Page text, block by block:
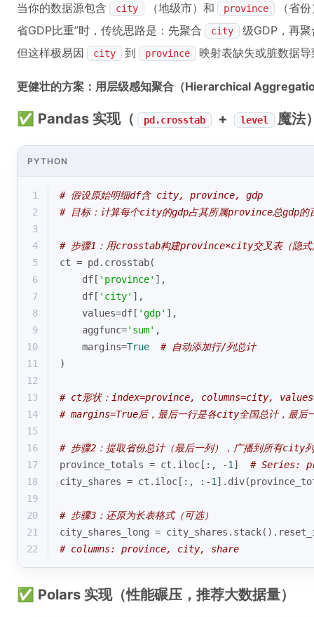
当你的数据源包含 city （地级市）和 province
（省
省GDP比重”时，传统思路是：先聚合
city
级GDP，再聚
但这样极易因
city 到 province 映射表缺失或脏数据
更健壮的方案：用层级感知聚合（Hierarchical
✅ Pandas 实现（ pd.crosstab + level 魔法
PYTHON
1
# 假设原始明细df含 city, province, gdp
2
# 目标：计算每个city的gdp占其所属province总gdp的
3
4
# 步骤1：用crosstab构建province×city交叉表（隐式
5
ct = pd.crosstab(
6
    df[
'province' ],
7
    df[
'city' ],
8
    values=df[
'gdp' ],
9
    aggfunc=
'sum' ,
10
    margins=
True
# 自动添加行/列总计
11
)
12
13
# ct形状：index=province, columns=city,
14
# margins=True后，最后一行是各city全国总计，最后
15
16
# 步骤2：提取省份总计（最后一列），广播到所有city列
17
province_totals = ct.iloc[:, -1 ] # Series:
18
city_shares = ct.iloc[:, :-1
19
20
# 步骤3：还原为长表格式（可选）
21
city_shares_long =
22
# columns: province, city, share
✅ Polars 实现（性能碾压，推荐大数据量）